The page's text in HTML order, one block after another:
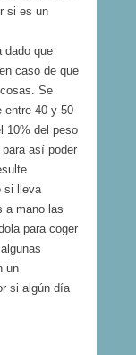
si es un
dado que
caso de que
Se
entre 40 y 50
10% del peso
así poder
si lleva
a mano las
para coger
un
si algún día